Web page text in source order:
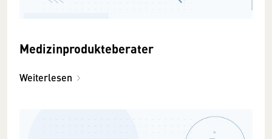
Medizinprodukteberater
Weiterlesen